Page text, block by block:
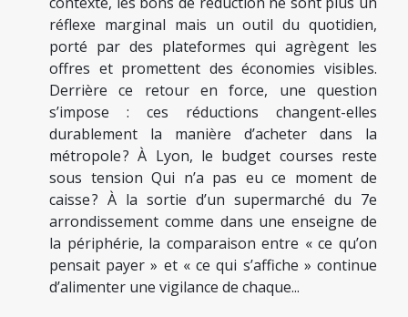
réflexe marginal mais un outil du quotidien,
porté par des plateformes qui agrègent les
offres et promettent des économies visibles.
Derrière ce retour en force, une question
s’impose : ces réductions changent-elles
durablement la manière d’acheter dans la
métropole ? À Lyon, le budget courses reste
sous tension Qui n’a pas eu ce moment de
caisse ? À la sortie d’un supermarché du 7e
arrondissement comme dans une enseigne de
la périphérie, la comparaison entre « ce qu’on
pensait payer » et « ce qui s’affiche » continue
d’alimenter une vigilance de chaque...